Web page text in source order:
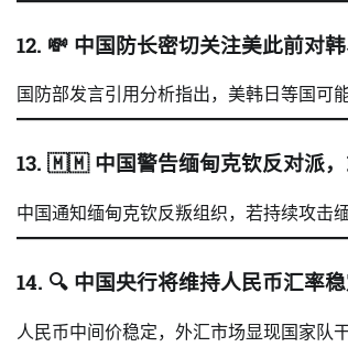
12. 💸 中国防长密切关注美此前对
国防部发言引用分析指出，美韩日等国可
13. 🇲🇲 中国警告缅甸克钦反对派
中国通知缅甸克钦反叛组织，若持续攻击
14. 🔍 中国央行将维持人民币汇率
人民币中间价稳定，外汇市场显现国家队